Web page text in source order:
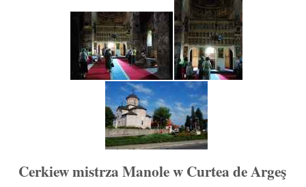
Cerkiew mistrza Manole w Curtea de Argeş